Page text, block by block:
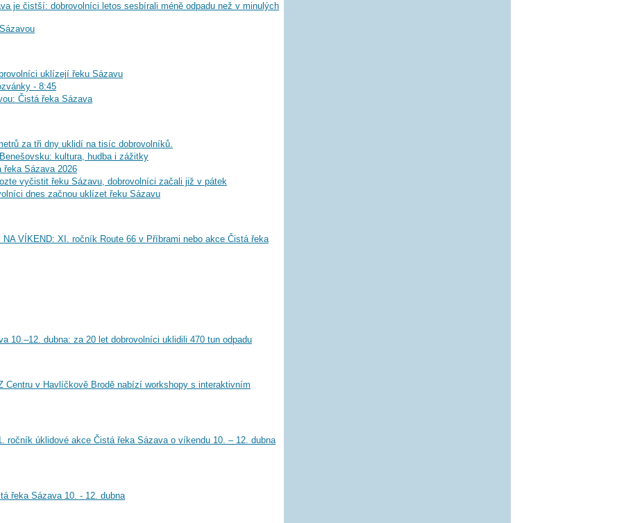
je čistší: dobrovolníci letos sesbírali méně odpadu než v minulých
uklízejí řeku Sázavu
- 8:45
Čistá řeka Sázava
za tři dny uklidí na tisíc dobrovolníků.
kultura, hudba i zážitky
řeka Sázava 2026
vyčistit řeku Sázavu, dobrovolníci začali již v pátek
dnes začnou uklízet řeku Sázavu
VÍKEND: XI. ročník Route 66 v Příbrami nebo akce Čistá řeka
10.–12. dubna: za 20 let dobrovolníci uklidili 470 tun odpadu
Centru v Havlíčkově Brodě nabízí workshopy s interaktivním
ročník úklidové akce Čistá řeka Sázava o víkendu 10. – 12. dubna
řeka Sázava 10. - 12. dubna